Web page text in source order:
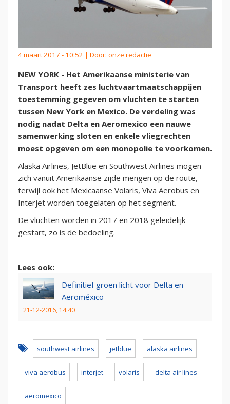
4 maart 2017 - 10:52 | Door: onze redactie
NEW YORK - Het Amerikaanse ministerie van
Transport heeft zes luchtvaartmaatschappijen
toestemming gegeven om vluchten te starten
tussen New York en Mexico. De verdeling was
nodig nadat Delta en Aeromexico een nauwe
samenwerking sloten en enkele vliegrechten
moest opgeven om een monopolie te voorkomen.
Alaska Airlines, JetBlue en Southwest Airlines mogen
zich vanuit Amerikaanse zijde mengen op de route,
terwijl ook het Mexicaanse Volaris, Viva Aerobus en
Interjet worden toegelaten op het segment.
De vluchten worden in 2017 en 2018 geleidelijk
gestart, zo is de bedoeling.
Lees ook:
Definitief groen licht voor Delta en
Aeroméxico
21-12-2016, 14:40
southwest airlines jetblue alaska airlines
viva aerobus interjet volaris delta air lines
aeromexico